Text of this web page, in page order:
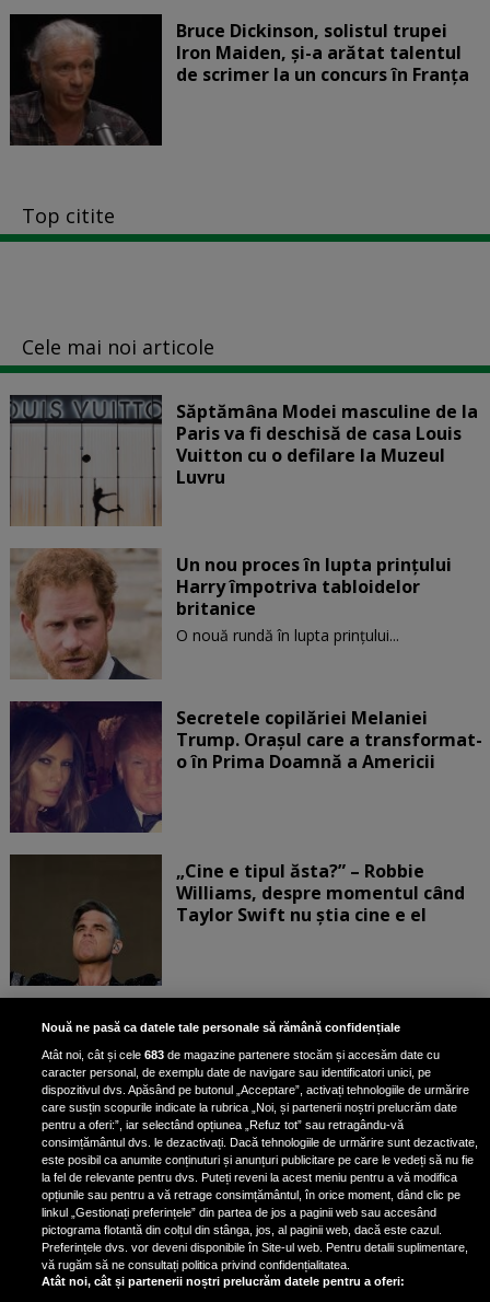
Bruce Dickinson, solistul trupei
Iron Maiden, şi-a arătat talentul
de scrimer la un concurs în Franţa
Top citite
Cele mai noi articole
Săptămâna Modei masculine de la
Paris va fi deschisă de casa Louis
Vuitton cu o defilare la Muzeul
Luvru
Un nou proces în lupta prinţului
Harry împotriva tabloidelor
britanice
O nouă rundă în lupta prinţului...
Secretele copilăriei Melaniei
Trump. Orașul care a transformat-
o în Prima Doamnă a Americii
„Cine e tipul ăsta?” – Robbie
Williams, despre momentul când
Taylor Swift nu știa cine e el
Bruce Dickinson, solistul trupei
Iron Maiden, şi-a arătat talentul
de scrimer la un concurs în Franţa
Nicki Minaj, acuzată de agresiune
de fostul manager: Detalii șocante
din proces
Nicki Minaj le-a lăudat pe...
Nouă ne pasă ca datele tale personale să rămână confidențiale
Atât noi, cât și cele683 de magazine partenere stocăm și accesăm date cu
caracter personal, de exemplu date de navigare sau identificatori unici, pe
dispozitivul dvs. Apăsând pe butonul „Acceptare”, activați tehnologiile de urmărire
care susțin scopurile indicate la rubrica „Noi, și partenerii noștri prelucrăm date
pentru a oferi:”, iar selectând opțiunea „Refuz tot” sau retragându-vă
consimțământul dvs. le dezactivați. Dacă tehnologiile de urmărire sunt dezactivate,
este posibil ca anumite conținuturi și anunțuri publicitare pe care le vedeți să nu fie
la fel de relevante pentru dvs. Puteți reveni la acest meniu pentru a vă modifica
opțiunile sau pentru a vă retrage consimțământul, în orice moment, dând clic pe
linkul „Gestionați preferințele” din partea de jos a paginii web sau accesând
pictograma flotantă din colțul din stânga, jos, al paginii web, dacă este cazul.
Preferințele dvs. vor deveni disponibile în Site-ul web. Pentru detalii suplimentare,
vă rugăm să ne consultați politica privind confidențialitatea.
Atât noi, cât și partenerii noștri prelucrăm datele pentru a oferi: